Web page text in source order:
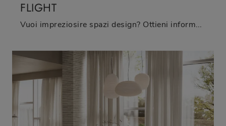
FLIGHT
Vuoi impreziosire spazi design? Ottieni informazioni sui tavoli design allungabili: il modello da pranzo Flight ti aspetta.